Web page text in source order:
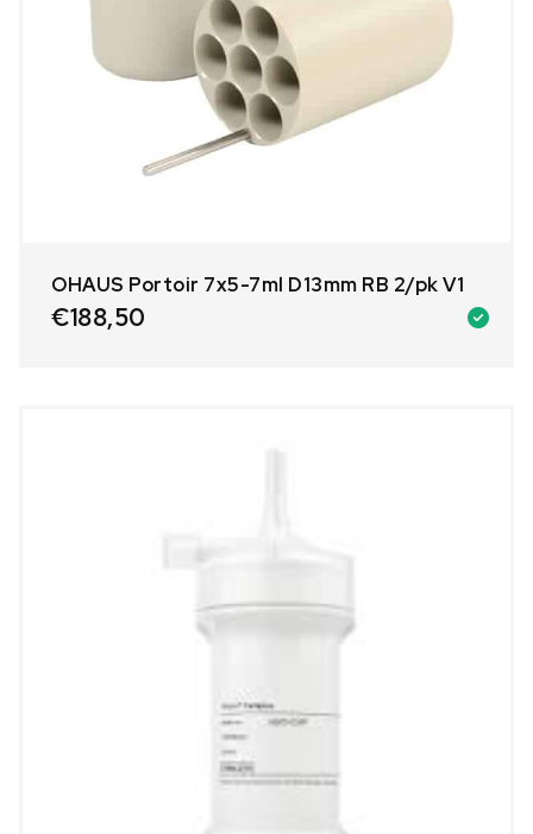
OHAUS Portoir 7x5-7ml D13mm RB 2/pk V1
€188,50